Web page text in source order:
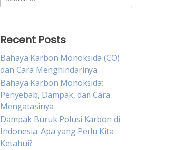
for:
Recent Posts
Bahaya Karbon Monoksida (CO)
dan Cara Menghindarinya
Bahaya Karbon Monoksida:
Penyebab, Dampak, dan Cara
Mengatasinya
Dampak Buruk Polusi Karbon di
Indonesia: Apa yang Perlu Kita
Ketahui?